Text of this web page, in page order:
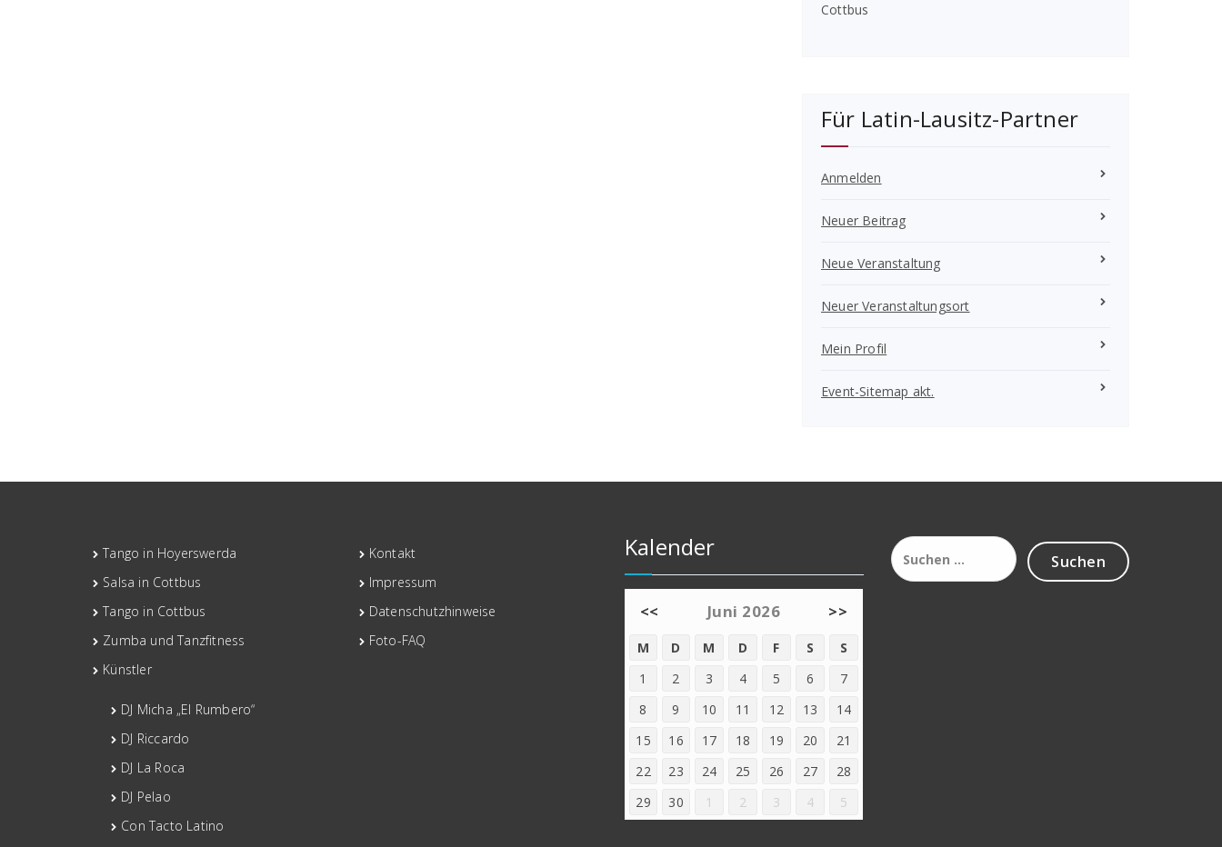
Cottbus
Für Latin-Lausitz-Partner
Anmelden
Neuer Beitrag
Neue Veranstaltung
Neuer Veranstaltungsort
Mein Profil
Event-Sitemap akt.
Tango in Hoyerswerda
Salsa in Cottbus
Tango in Cottbus
Zumba und Tanzfitness
Künstler
DJ Micha „El Rumbero“
DJ Riccardo
DJ La Roca
DJ Pelao
Con Tacto Latino
Kontakt
Impressum
Datenschutzhinweise
Foto-FAQ
Kalender
<< Juni 2026 >>
M D M D F S
S
1
2 3 4 5 6
7
8
9 10 11 12 13
14
15
16 17 18 19 20
21
22
23 24 25 26 27
28
29
30 1 2 3 4 5
Suchen
nach: